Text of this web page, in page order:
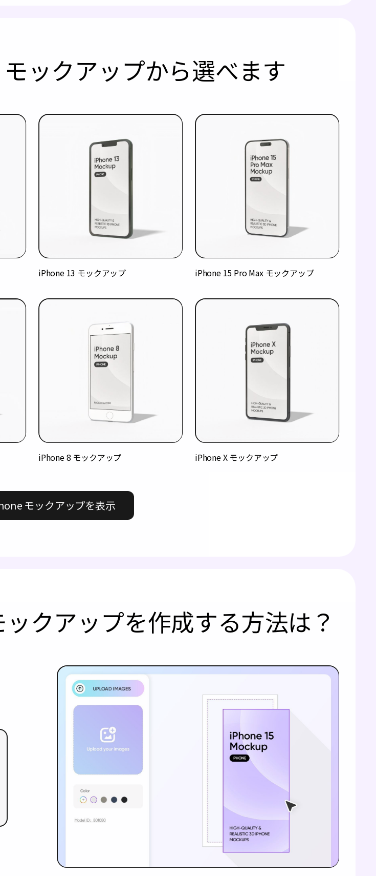
ックアップから選べます
iPhone 13 モックアップ iPhone 15 Pro Max モックアップ
iPhone 8 モックアップ iPhone X モックアップ
モックアップを表示
クアップを作成する方法は？